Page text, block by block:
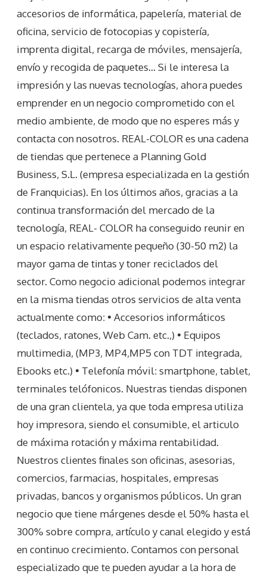
accesorios de informática, papelería, material de
oficina, servicio de fotocopias y copistería,
imprenta digital, recarga de móviles, mensajería,
envío y recogida de paquetes… Si le interesa la
impresión y las nuevas tecnologías, ahora puedes
emprender en un negocio comprometido con el
medio ambiente, de modo que no esperes más y
contacta con nosotros. REAL-COLOR es una cadena
de tiendas que pertenece a Planning Gold
Business, S.L. (empresa especializada en la gestión
de Franquicias). En los últimos años, gracias a la
continua transformación del mercado de la
tecnología, REAL- COLOR ha conseguido reunir en
un espacio relativamente pequeño (30-50 m2) la
mayor gama de tintas y toner reciclados del
sector. Como negocio adicional podemos integrar
en la misma tiendas otros servicios de alta venta
actualmente como: • Accesorios informáticos
(teclados, ratones, Web Cam. etc.,) • Equipos
multimedia, (MP3, MP4,MP5 con TDT integrada,
Ebooks etc.) • Telefonía móvil: smartphone, tablet,
terminales telófonicos. Nuestras tiendas disponen
de una gran clientela, ya que toda empresa utiliza
hoy impresora, siendo el consumible, el articulo
de máxima rotación y máxima rentabilidad.
Nuestros clientes finales son oficinas, asesorias,
comercios, farmacias, hospitales, empresas
privadas, bancos y organismos públicos. Un gran
negocio que tiene márgenes desde el 50% hasta el
300% sobre compra, artículo y canal elegido y está
en continuo crecimiento. Contamos con personal
especializado que te pueden ayudar a la hora de